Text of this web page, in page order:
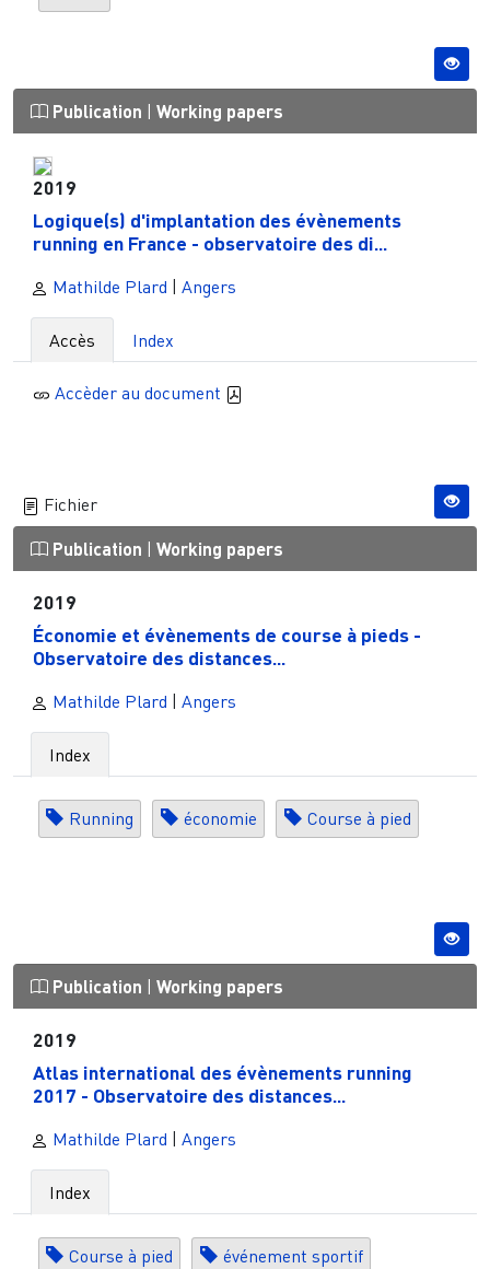
Publication Working papers
2019
Logique(s) d'implantation des évènements
running en France - observatoire des di...
Mathilde Plard Angers
Accès Index
Accèder au document
Fichier
Publication Working papers
2019
Économie et évènements de course à pieds -
Observatoire des distances...
Mathilde Plard | Angers
Index
Running économie Course à pied
Publication Working papers
2019
Atlas international des évènements running
2017 - Observatoire des distances...
Mathilde Plard | Angers
Index
Course à pied événement sportif